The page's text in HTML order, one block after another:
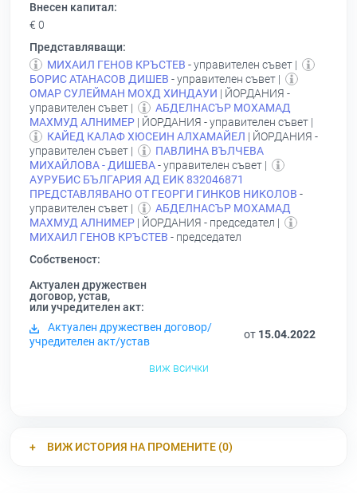
Внесен капитал:
€ 0
Представляващи:
МИХАИЛ ГЕНОВ КРЪСТЕВ - управителен съвет |
БОРИС АТАНАСОВ ДИШЕВ - управителен съвет |
ОМАР СУЛЕЙМАН МОХД ХИНДАУИ | ЙОРДАНИЯ -
управителен съвет |
АБДЕЛНАСЪР МОХАМАД
МАХМУД АЛНИМЕР | ЙОРДАНИЯ - управителен съвет |
КАЙЕД КАЛАФ ХЮСЕИН АЛХАМАЙЕЛ | ЙОРДАНИЯ -
управителен съвет |
ПАВЛИНА ВЪЛЧЕВА
МИХАЙЛОВА - ДИШЕВА- управителен съвет |
АУРУБИС БЪЛГАРИЯ АД ЕИК 832046871
ПРЕДСТАВЛЯВАНО ОТ ГЕОРГИ ГИНКОВ НИКОЛОВ -
управителен съвет |
АБДЕЛНАСЪР МОХАМАД
МАХМУД АЛНИМЕР | ЙОРДАНИЯ - председател |
МИХАИЛ ГЕНОВ КРЪСТЕВ - председател
Собственост:
Актуален дружествен
договор, устав,
или учредителен акт:
Актуален дружествен договор/
учредителен акт/устав
от 15.04.2022
виж всички
ВИЖ ИСТОРИЯ НА ПРОМЕНИТЕ (0)